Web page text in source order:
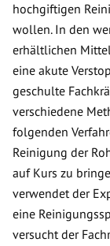
hochgiftigen
wollen. In den
erhältlichen
eine akute
geschulte
verschiedene
folgenden
Reinigung der
auf Kurs zu
verwendet der
eine
versucht der